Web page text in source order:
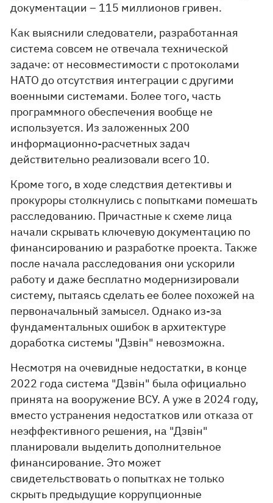
документации – 115 миллионов гривен.
Как выяснили следователи, разработанная
система совсем не отвечала технической
задаче: от несовместимости с протоколами
НАТО до отсутствия интеграции с другими
военными системами. Более того, часть
программного обеспечения вообще не
используется. Из заложенных 200
информационно-расчетных задач
действительно реализовали всего 10.
Кроме того, в ходе следствия детективы и
прокуроры столкнулись с попытками помешать
расследованию. Причастные к схеме лица
начали скрывать ключевую документацию по
финансированию и разработке проекта. Также
после начала расследования они ускорили
работу и даже бесплатно модернизировали
систему, пытаясь сделать ее более похожей на
первоначальный замысел. Однако из-за
фундаментальных ошибок в архитектуре
доработка системы "Дзвін" невозможна.
Несмотря на очевидные недостатки, в конце
2022 года система "Дзвін" была официально
принята на вооружение ВСУ. А уже в 2024 году,
вместо устранения недостатков или отказа от
неэффективного решения, на "Дзвін"
планировали выделить дополнительное
финансирование. Это может
свидетельствовать о попытках не только
скрыть предыдущие коррупционные